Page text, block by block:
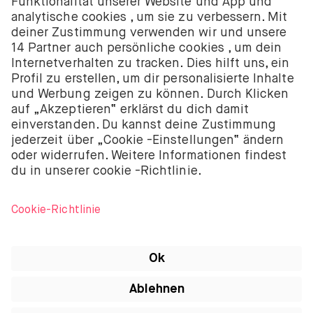
niederländischen Handelskammer registriert unter
der Nummer 58403949. BUX B.V. wird von der
Niederländischen Aufsichtsbehörde für die
Finanzmärkte (Autoriteit Financiële Markten – AFM)
autorisiert und reguliert.
BUX B.V. bietet keine Anlageberatung an und Anleger
sollten entweder ihre eigenen Entscheidungen
treffen oder unabhängige Beratung in Anspruch
nehmen. Investitionen sind mit Risiken verbunden.
Der Wert von Investitionen kann sowohl steigen als
iTunes sind Marken von Apple Inc., die in den USA
Marke von Apple Inc. App Store ist eine